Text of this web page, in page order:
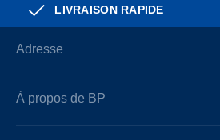
LIVRAISON RAPIDE
Adresse
À propos de BP